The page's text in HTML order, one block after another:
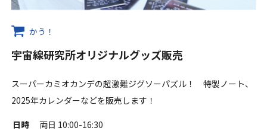
かう！
宇宙線研究所オリジナルグッズ販売
スーパーカミオカンデの超激難ジグソーパズル！ 特製ノート、
2025年カレンダーなどを販売します！
日時
両日 10:00-16:30